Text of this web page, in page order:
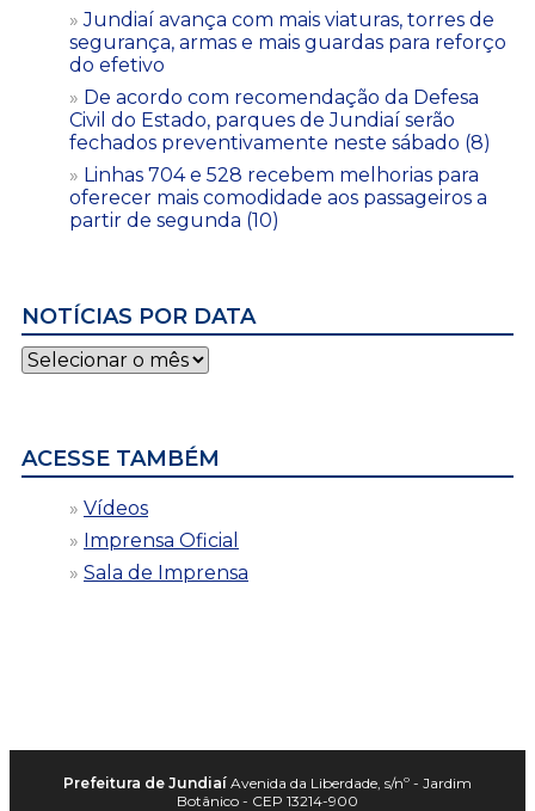
Jundiaí avança com mais viaturas, torres de
segurança, armas e mais guardas para reforço
do efetivo
De acordo com recomendação da Defesa
Civil do Estado, parques de Jundiaí serão
fechados preventivamente neste sábado (8)
Linhas 704 e 528 recebem melhorias para
oferecer mais comodidade aos passageiros a
partir de segunda (10)
NOTÍCIAS POR DATA
Notícias
por
ACESSE TAMBÉM
Vídeos
Imprensa Oficial
Sala de Imprensa
Prefeitura de Jundiaí Avenida da Liberdade, s/nº - Jardim
Botânico - CEP 13214-900